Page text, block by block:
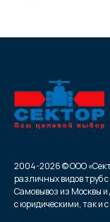
2004-2026 © ООО
различных видов труб
Самовывоз из Москвы и
с юридическими, так и